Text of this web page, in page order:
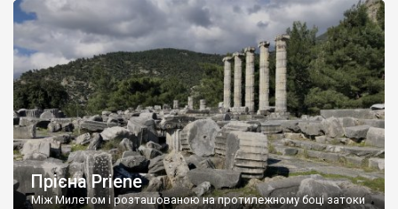
Прієна Priene
Між Милетом і розташованою на протилежному боці затоки